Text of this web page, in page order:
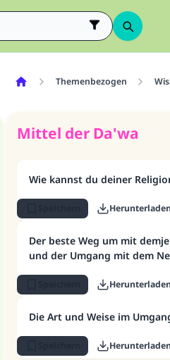
Themenbezogen
Mittel der Da'wa
Wie kannst du deiner
Herunterladen
Der beste Weg um mit
und der Umgang mit dem
Herunterladen
Die Art und Weise im
Herunterladen